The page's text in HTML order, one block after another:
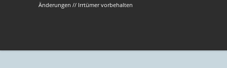
Änderungen // Irrtümer vorbehalten